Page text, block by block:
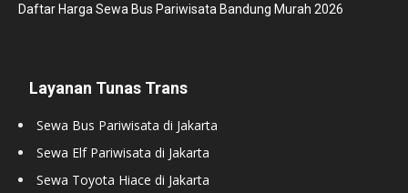
Daftar Harga Sewa Bus Pariwisata Bandung Murah 2026
Layanan Tunas Trans
Sewa Bus Pariwisata di Jakarta
Sewa Elf Pariwisata di Jakarta
Sewa Toyota Hiace di Jakarta